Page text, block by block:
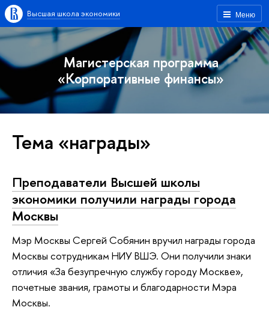
Меню
Высшая школа экономики
Магистерская программа
«Корпоративные финансы»
Тема «награды»
Преподаватели Высшей школы
экономики получили награды города
Москвы
Мэр Москвы Сергей Собянин вручил награды города
Москвы сотрудникам НИУ ВШЭ. Они получили знаки
отличия «За безупречную службу городу Москве»,
почетные звания, грамоты и благодарности Мэра
Москвы.